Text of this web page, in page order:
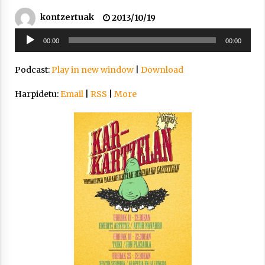
2021/11/25
eta ondoren zer?
2021/11/12
Arrosaren IX. Topaketak – Mila
esker guztioi!
2021/11/11
kontzertuak
2013/10/19
Soinu
erreproduzigailua
00:00 00:00
Podcast:Play in new window| Download
Harpidetu:Email| RSS More